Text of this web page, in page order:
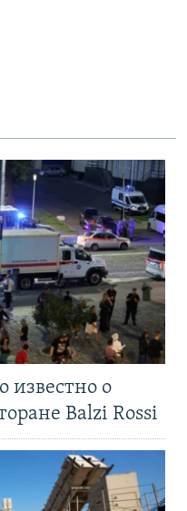
известно о
Balzi Rossi